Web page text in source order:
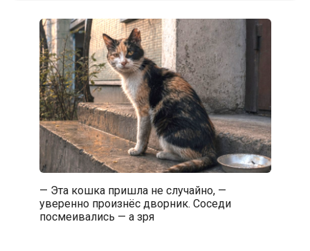
— Эта кошка пришла не случайно, —
уверенно произнёс дворник. Соседи
посмеивались — а зря